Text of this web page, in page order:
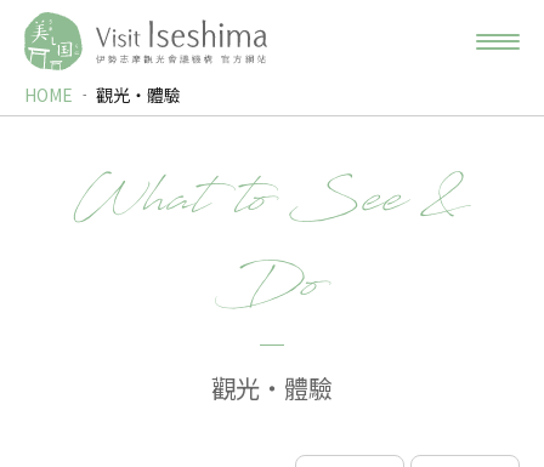
HOME 觀光‧體驗
What to See &
Do
觀光‧體驗